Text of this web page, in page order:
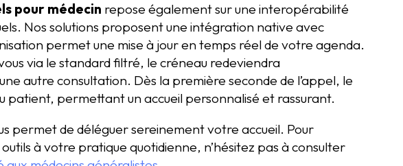
pour médecin repose également sur une interopérabilité
Nos solutions proposent une intégration native avec
permet une mise à jour en temps réel de votre agenda.
via le standard filtré, le créneau redeviendra
autre consultation. Dès la première seconde de l’appel, le
patient, permettant un accueil personnalisé et rassurant.
permet de déléguer sereinement votre accueil. Pour
à votre pratique quotidienne, n’hésitez pas à consulter